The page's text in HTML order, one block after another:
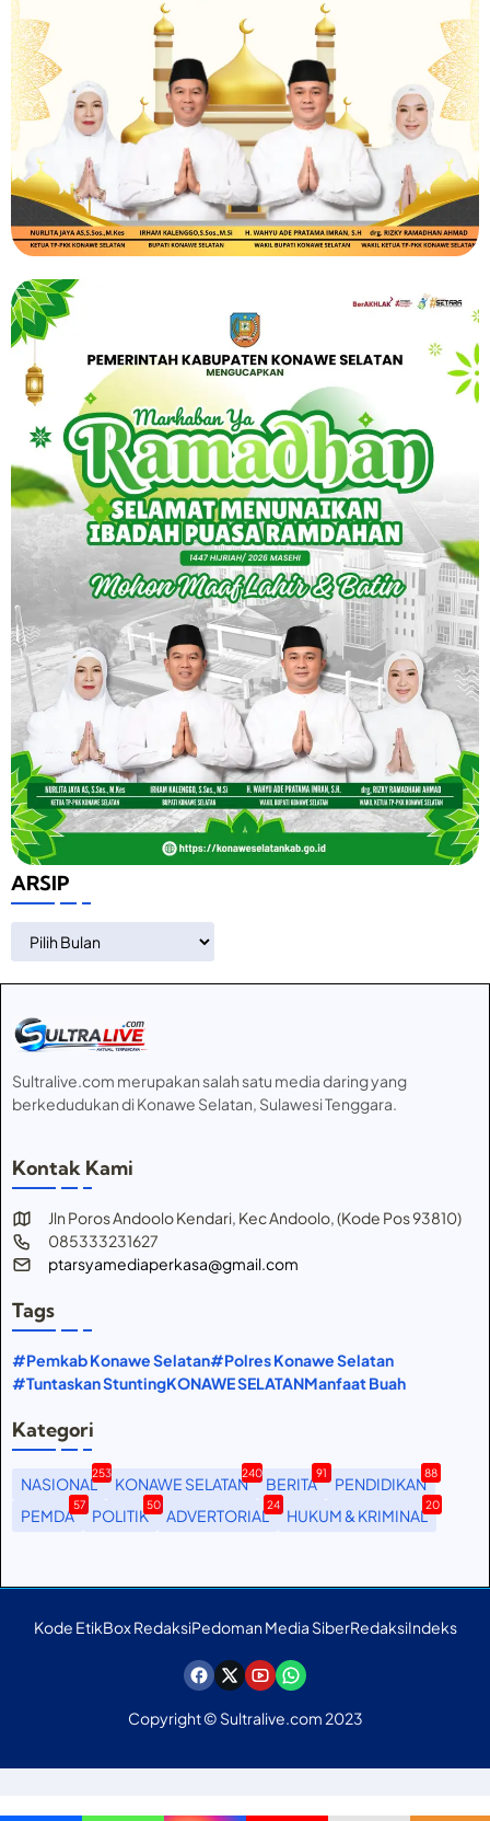
ARSIP
ARSIP
Sultralive.com merupakan salah satu media daring yang
berkedudukan di Konawe Selatan, Sulawesi Tenggara.
Kontak Kami
Jln Poros Andoolo Kendari, Kec Andoolo, (Kode Pos 93810)
085333231627
ptarsyamediaperkasa@gmail.com
Tags
#Pemkab Konawe Selatan#Polres Konawe Selatan
#Tuntaskan StuntingKONAWE SELATANManfaat Buah
Kategori
NASIONAL
253
KONAWE SELATAN
240
BERITA
91
PENDIDIKAN
88
PEMDA
57
POLITIK
50
ADVERTORIAL
24
HUKUM & KRIMINAL
20
Kode EtikBox RedaksiPedoman Media SiberRedaksiIndeks
Copyright © Sultralive.com 2023